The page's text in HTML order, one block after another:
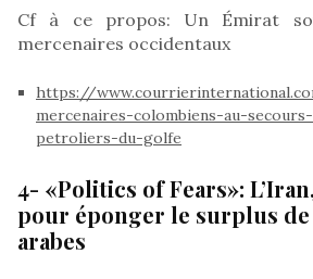
Cf à ce propos: Un Émirat
mercenaires occidentaux
https://
mercenaires-colombiens-au-
petroliers-du-golfe
4- «Politics of Fears»:
pour éponger le surplus
arabes